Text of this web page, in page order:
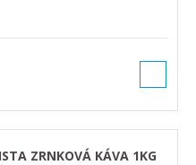
ZRNKOVÁ KÁVA 1KG